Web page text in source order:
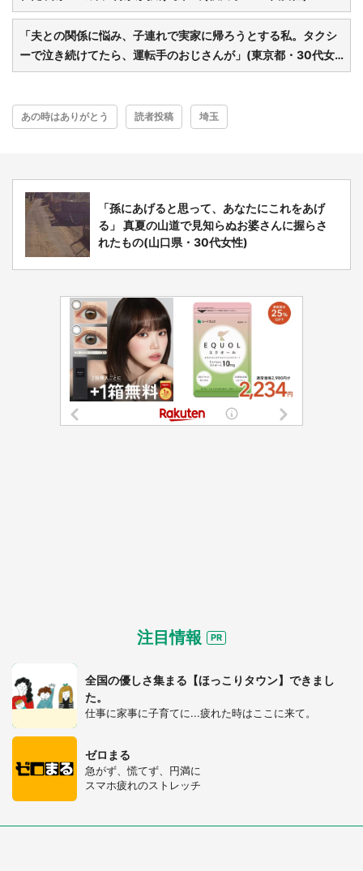
「夫との関係に悩み、子連れで実家に帰ろうとする私。タクシ
ーで泣き続けてたら、運転手のおじさんが」(東京都・30代女
性)
あの時はありがとう 読者投稿 埼玉
「孫にあげると思って、あなたにこれをあげ
る」 真夏の山道で見知らぬお婆さんに握らさ
れたもの(山口県・30代女性)
注目情報
全国の優しさ集まる【ほっこりタウン】できまし
た。
仕事に家事に子育てに...疲れた時はここに来て。
ゼロまる
急がず、慌てず、円満に
スマホ疲れのストレッチ